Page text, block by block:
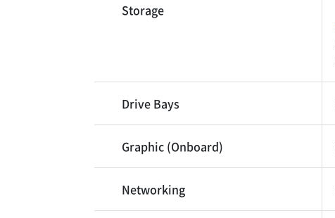
Storage
Drive Bays
Graphic (Onboard)
Networking